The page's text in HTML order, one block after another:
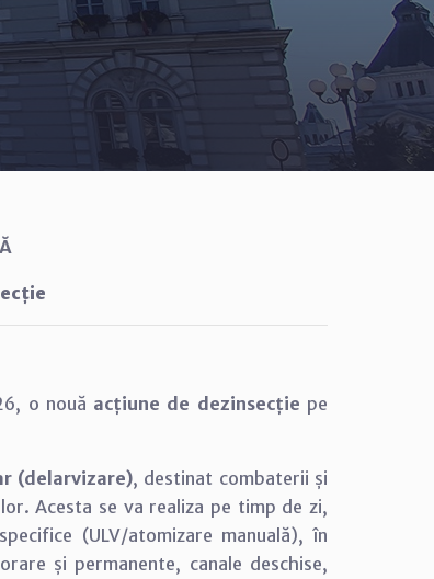
o nouă acțiune de dezinsecție pe
(delarvizare), destinat combaterii și
Acesta se va realiza pe timp de zi,
(ULV/atomizare manuală), în
și permanente, canale deschise,